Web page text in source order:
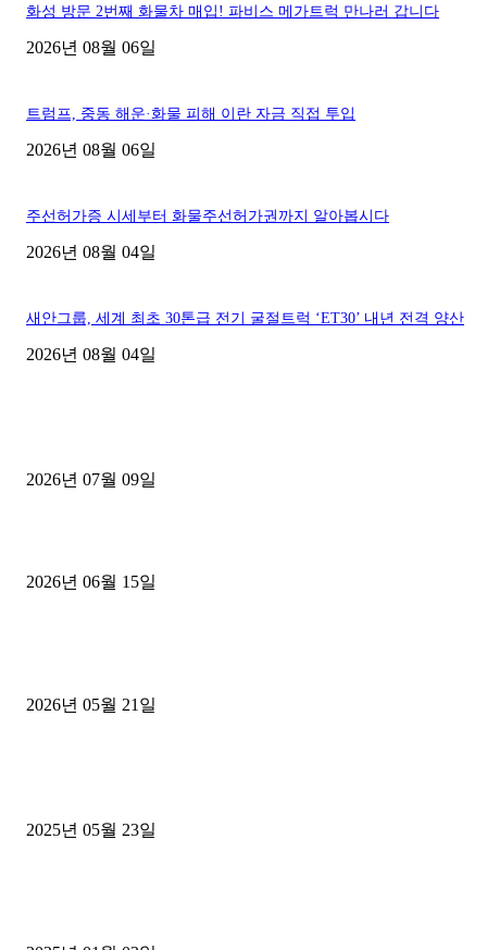
화성 방문 2번째 화물차 매입! 파비스 메가트럭 만나러 갑니다
2026년 08월 06일
트럼프, 중동 해운·화물 피해 이란 자금 직접 투입
2026년 08월 06일
주선허가증 시세부터 화물주선허가권까지 알아봅시다
2026년 08월 04일
새안그룹, 세계 최초 30톤급 전기 굴절트럭 ‘ET30’ 내년 전격 양산
2026년 08월 04일
2026년 07월 09일
2026년 06월 15일
2026년 05월 21일
2025년 05월 23일